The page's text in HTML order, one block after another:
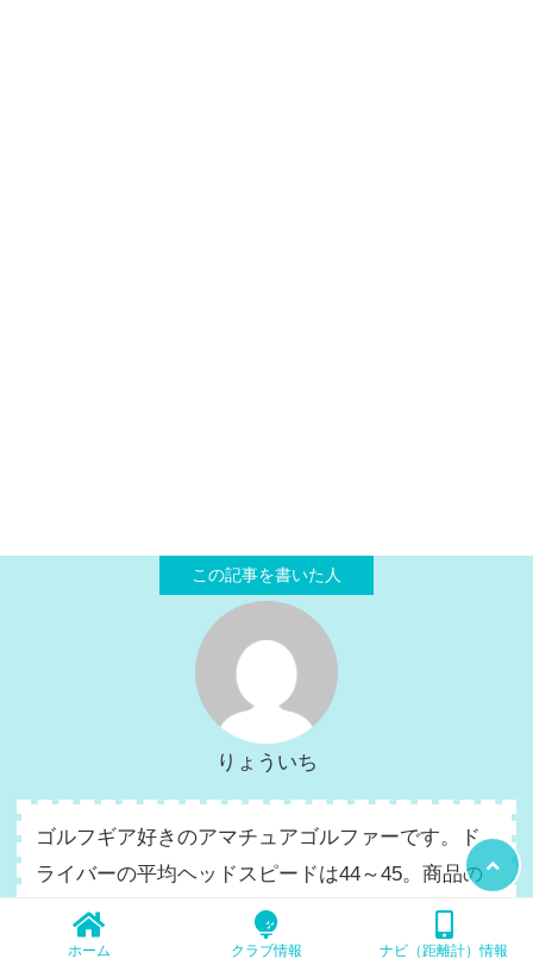
りょういち
ゴルフギア好きのアマチュアゴルファーです。ド
ライバーの平均ヘッドスピードは44～45。商品の
特徴紹介や、試打してその性能のレビューをして
います。
ホーム クラブ情報 ナビ（距離計）情報